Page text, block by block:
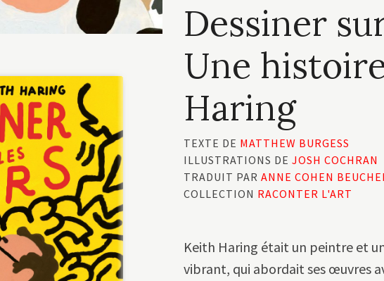
Dessiner
Une
Haring
TEXTE DE MATTHEW BURGESS
ILLUSTRATIONS DE JOSH COCHRAN
TRADUIT PAR ANNE COHEN
COLLECTION RACONTER L'ART
Keith Haring était un peintre et
vibrant, qui abordait ses œuvres